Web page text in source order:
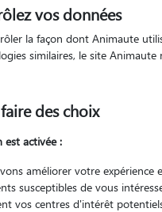
pet sitters
vos données
la façon dont Animaute
similaires, le site
des choix
est activée :
améliorer votre expérience
susceptibles de vous
vos centres d'intérêt